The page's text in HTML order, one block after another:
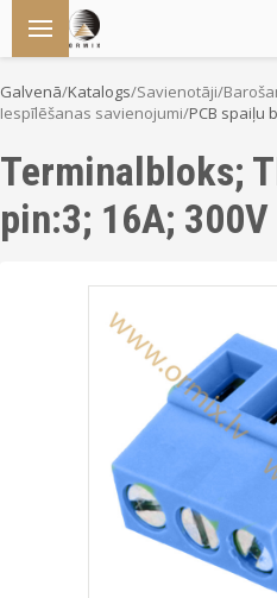
Galvenā/Katalogs/Savienotāji/
Iespīlēšanas savienojumi/PCB spaiļu
Terminalbloks;
pin:3; 16A; 300V